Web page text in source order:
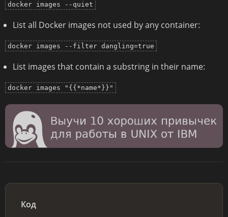
docker images --quiet
List all Docker images not used by any container:
docker images --filter dangling=true
List images that contain a substring in their name:
docker images "{{*name*}}"
Код